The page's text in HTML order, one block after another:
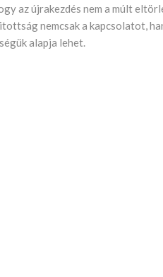
az újrakezdés nem a múlt
nemcsak a kapcsolatot,
alapja lehet.